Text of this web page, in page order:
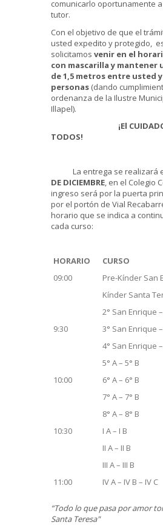
comunicarlo oportunamente
tutor.
Con el objetivo de que el
usted expedito y protegido,
solicitamos venir en el
con mascarilla y mantener
de 1,5 metros entre usted y
personas (dando
ordenanza de la Ilustre
Illapel).
¡El
TODOS!
La entrega se realizará
DE DICIEMBRE, en el Colegio
ingreso será por la puerta
por el portón de Vial
horario que se indica a
cada curso:
HORARIO
CURSO
09:00
Pre-Kínder San
Kínder Santa
2° San Enrique
9:30
3° San Enrique
4° San Enrique
5° A – 5° B
10:00
6° A – 6° B
7° A – 7° B
8° A – 8° B
10:30
I A – I B
II A – II B
III A – III B
11:00
IV A – IV B – IV C
“Todo lo que pasa por amor
Santa Teresa"